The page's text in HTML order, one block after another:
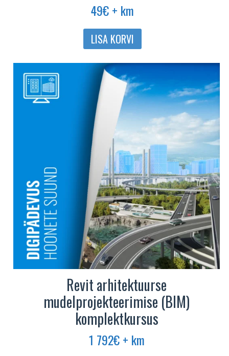
49€+ km
LISA KORVI
Revit arhitektuurse
mudelprojekteerimise (BIM)
komplektkursus
1 792€ + km